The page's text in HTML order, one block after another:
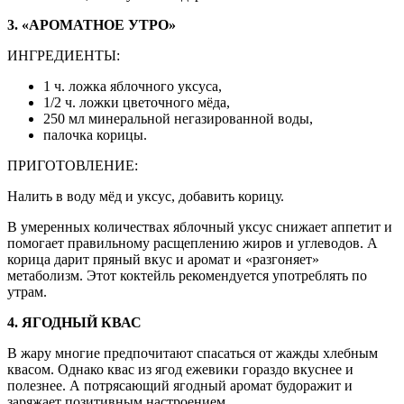
3. «АРОМАТНОЕ УТРО»
ИНГРЕДИЕНТЫ:
1 ч. ложка яблочного уксуса,
1/2 ч. ложки цветочного мёда,
250 мл минеральной негазированной воды,
палочка корицы.
ПРИГОТОВЛЕНИЕ:
Налить в воду мёд и уксус, добавить корицу.
В умеренных количествах яблочный уксус снижает аппетит и
помогает правильному расщеплению жиров и углеводов. А
корица дарит пряный вкус и аромат и «разгоняет»
метаболизм. Этот коктейль рекомендуется употреблять по
утрам.
4. ЯГОДНЫЙ КВАС
В жару многие предпочитают спасаться от жажды хлебным
квасом. Однако квас из ягод ежевики гораздо вкуснее и
полезнее. А потрясающий ягодный аромат будоражит и